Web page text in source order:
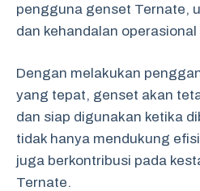
pengguna genset Ternate,
dan kehandalan operasional
Dengan melakukan
yang tepat, genset akan
dan siap digunakan ketika
tidak hanya mendukung
juga berkontribusi pada
Ternate.